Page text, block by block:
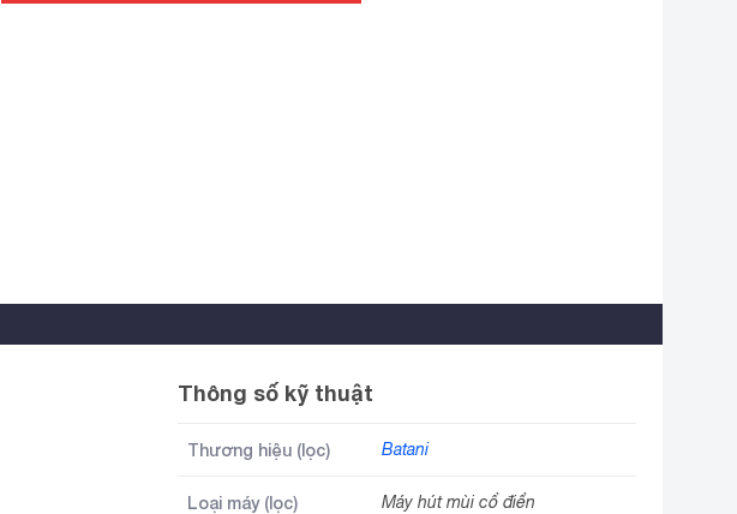
Thông số kỹ thuật
Thương hiệu (lọc) Batani
Loại máy (lọc) Máy hút mùi cổ điển